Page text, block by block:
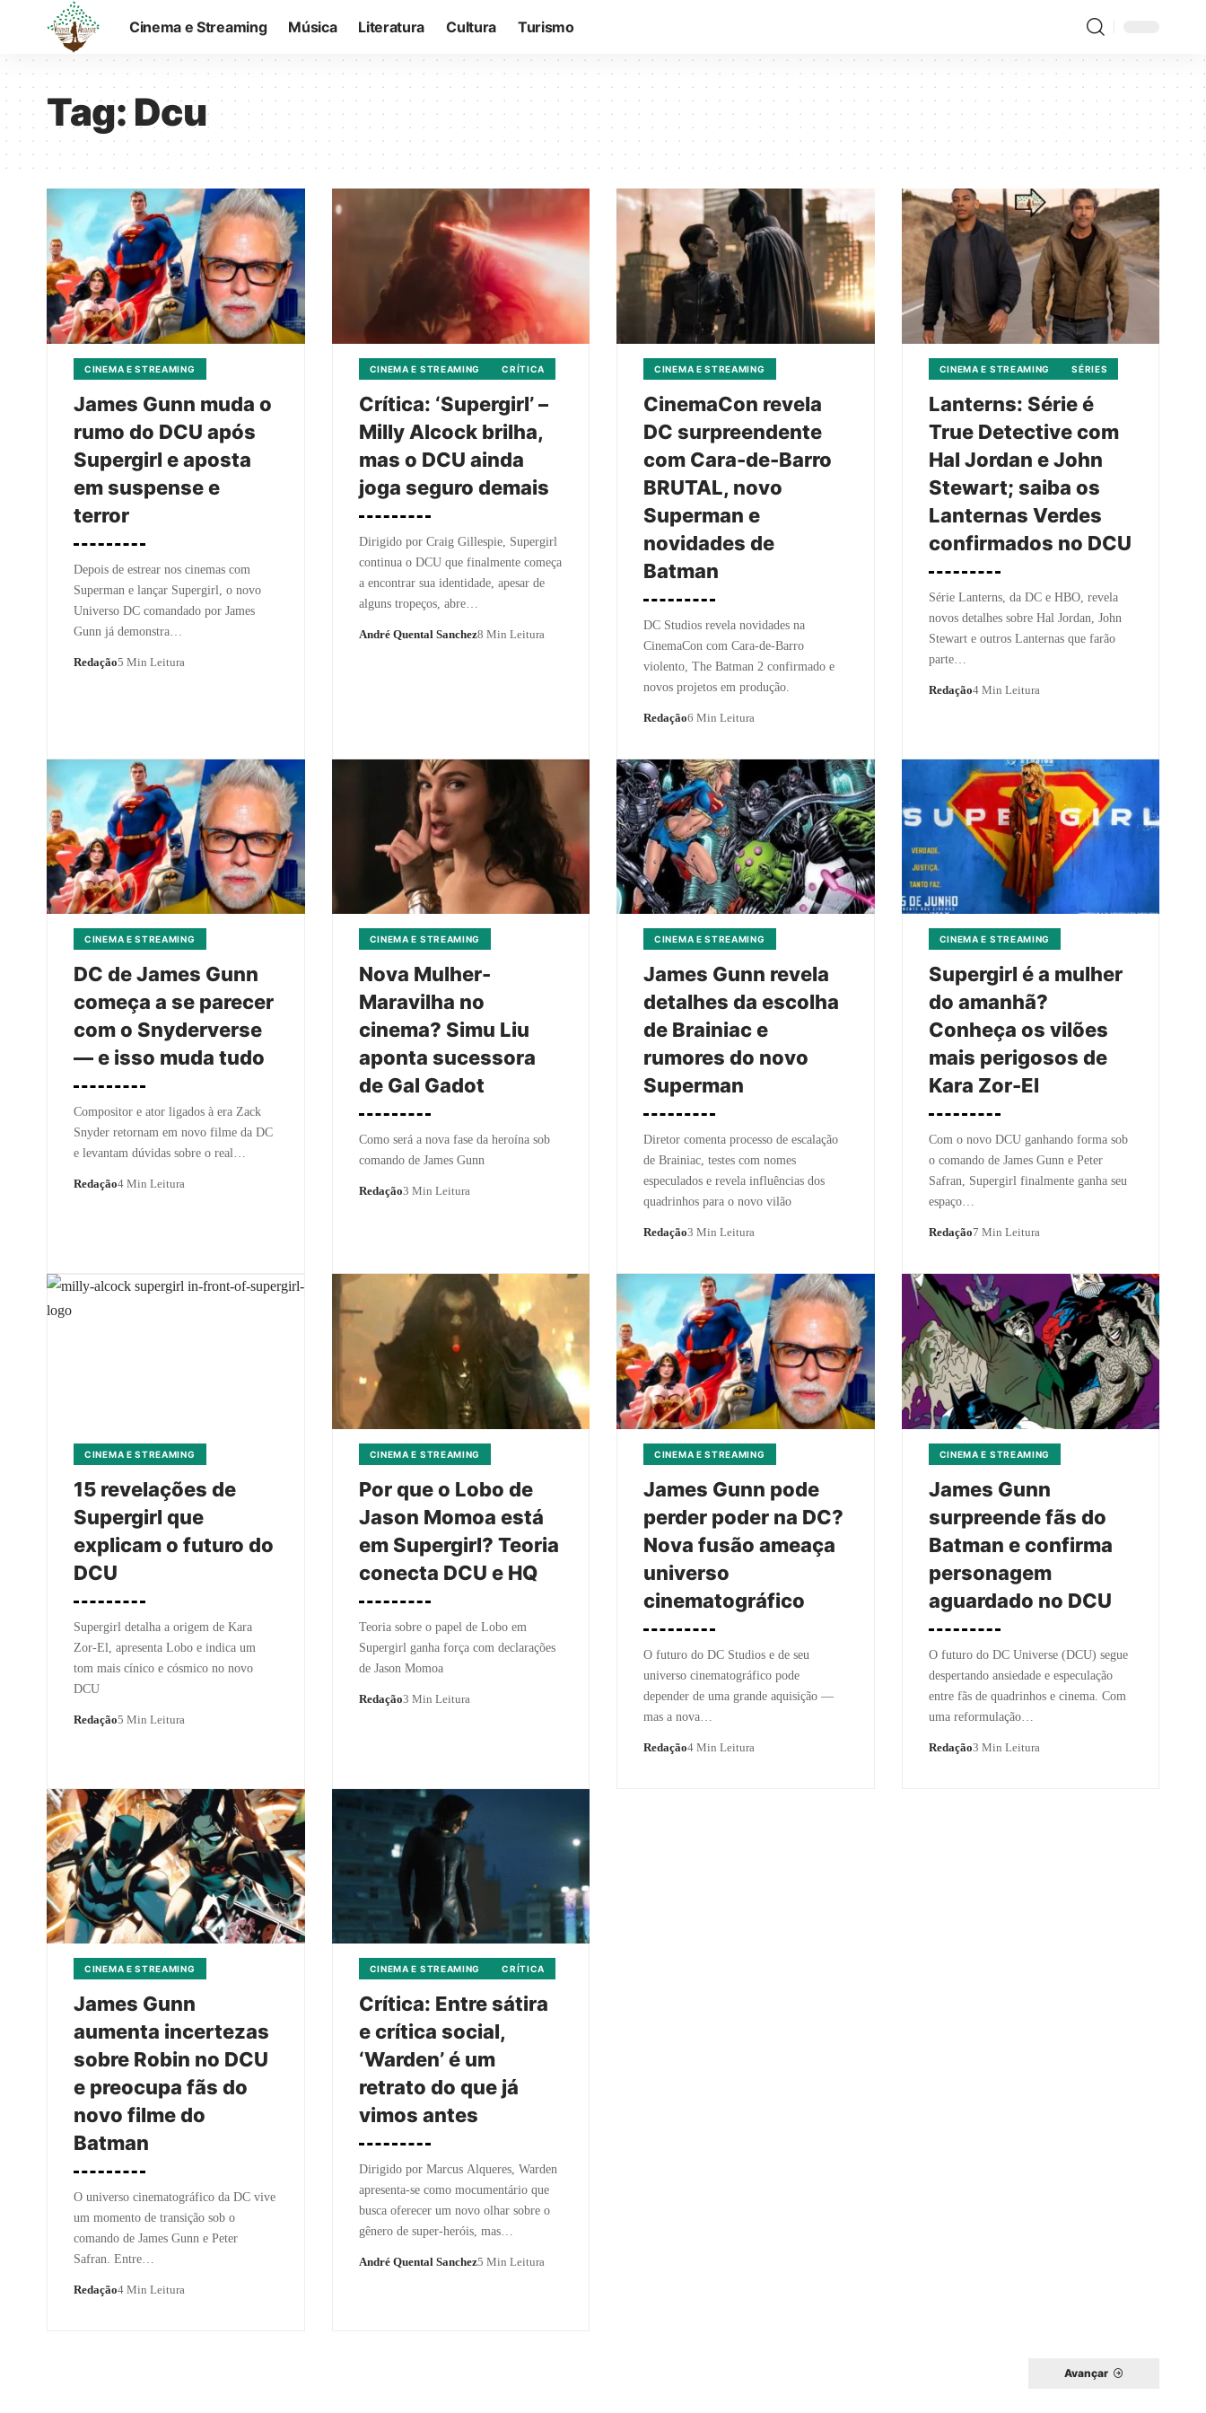
Cinema e Streaming Música Literatura Cultura Turismo
Tag:Dcu
CINEMA E STREAMING
James Gunn muda o
rumo do DCU após
Supergirl e aposta
em suspense e
terror
Depois de estrear nos cinemas com
Superman e lançar Supergirl, o novo
Universo DC comandado por James
Gunn já demonstra…
Redação5 Min Leitura
CINEMA E STREAMING CRÍTICA
Crítica: ‘Supergirl’ –
Milly Alcock brilha,
mas o DCU ainda
joga seguro demais
Dirigido por Craig Gillespie, Supergirl
continua o DCU que finalmente começa
a encontrar sua identidade, apesar de
alguns tropeços, abre…
André Quental Sanchez8 Min Leitura
CINEMA E STREAMING
CinemaCon revela
DC surpreendente
com Cara-de-Barro
BRUTAL, novo
Superman e
novidades de
Batman
DC Studios revela novidades na
CinemaCon com Cara-de-Barro
violento, The Batman 2 confirmado e
novos projetos em produção.
Redação6 Min Leitura
CINEMA E STREAMING SÉRIES
Lanterns: Série é
True Detective com
Hal Jordan e John
Stewart; saiba os
Lanternas Verdes
confirmados no DCU
Série Lanterns, da DC e HBO, revela
novos detalhes sobre Hal Jordan, John
Stewart e outros Lanternas que farão
parte…
Redação4 Min Leitura
CINEMA E STREAMING
DC de James Gunn
começa a se parecer
com o Snyderverse
— e isso muda tudo
Compositor e ator ligados à era Zack
Snyder retornam em novo filme da DC
e levantam dúvidas sobre o real…
Redação4 Min Leitura
CINEMA E STREAMING
Nova Mulher-
Maravilha no
cinema? Simu Liu
aponta sucessora
de Gal Gadot
Como será a nova fase da heroína sob
comando de James Gunn
Redação3 Min Leitura
CINEMA E STREAMING
James Gunn revela
detalhes da escolha
de Brainiac e
rumores do novo
Superman
Diretor comenta processo de escalação
de Brainiac, testes com nomes
especulados e revela influências dos
quadrinhos para o novo vilão
Redação3 Min Leitura
CINEMA E STREAMING
Supergirl é a mulher
do amanhã?
Conheça os vilões
mais perigosos de
Kara Zor-El
Com o novo DCU ganhando forma sob
o comando de James Gunn e Peter
Safran, Supergirl finalmente ganha seu
espaço…
Redação7 Min Leitura
CINEMA E STREAMING
15 revelações de
Supergirl que
explicam o futuro do
DCU
Supergirl detalha a origem de Kara
Zor-El, apresenta Lobo e indica um
tom mais cínico e cósmico no novo
DCU
Redação5 Min Leitura
CINEMA E STREAMING
Por que o Lobo de
Jason Momoa está
em Supergirl? Teoria
conecta DCU e HQ
Teoria sobre o papel de Lobo em
Supergirl ganha força com declarações
de Jason Momoa
Redação3 Min Leitura
CINEMA E STREAMING
James Gunn pode
perder poder na DC?
Nova fusão ameaça
universo
cinematográfico
O futuro do DC Studios e de seu
universo cinematográfico pode
depender de uma grande aquisição —
mas a nova…
Redação4 Min Leitura
CINEMA E STREAMING
James Gunn
surpreende fãs do
Batman e confirma
personagem
aguardado no DCU
O futuro do DC Universe (DCU) segue
despertando ansiedade e especulação
entre fãs de quadrinhos e cinema. Com
uma reformulação…
Redação3 Min Leitura
CINEMA E STREAMING
James Gunn
aumenta incertezas
sobre Robin no DCU
e preocupa fãs do
novo filme do
Batman
O universo cinematográfico da DC vive
um momento de transição sob o
comando de James Gunn e Peter
Safran. Entre…
Redação4 Min Leitura
CINEMA E STREAMING CRÍTICA
Crítica: Entre sátira
e crítica social,
‘Warden’ é um
retrato do que já
vimos antes
Dirigido por Marcus Alqueres, Warden
apresenta-se como mocumentário que
busca oferecer um novo olhar sobre o
gênero de super-heróis, mas…
André Quental Sanchez5 Min Leitura
Avançar